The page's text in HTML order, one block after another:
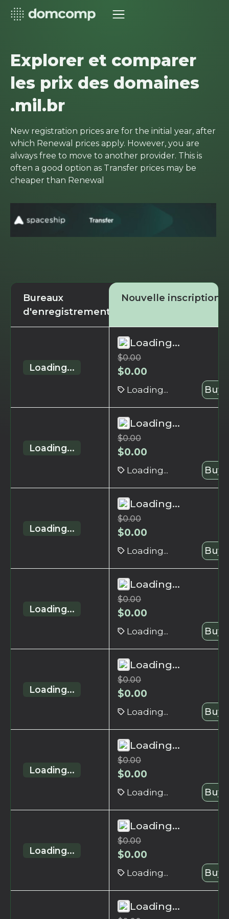
Explorer et comparer
les prix des domaines
.mil.br
New registration prices are for the initial year, after
which Renewal prices apply. However, you are
always free to move to another provider. This is
often a good option as Transfer prices may be
cheaper than Renewal
Bureaux
d'enregistrement
Nouvelle inscription
Loading...
Loading...
$0.00
$0.00
Loading... Buy
Loading...
Loading...
$0.00
$0.00
Loading... Buy
Loading...
Loading...
$0.00
$0.00
Loading... Buy
Loading...
Loading...
$0.00
$0.00
Loading... Buy
Loading...
Loading...
$0.00
$0.00
Loading... Buy
Loading...
Loading...
$0.00
$0.00
Loading... Buy
Loading...
Loading...
$0.00
$0.00
Loading... Buy
Loading...